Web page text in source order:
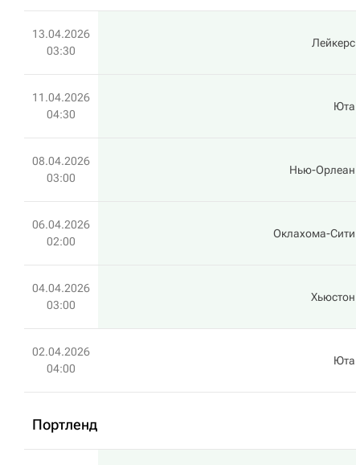
13.04.2026
03:30
Лейкерс
11.04.2026
04:30
Юта
08.04.2026
03:00
Нью-Орлеан
06.04.2026
02:00
Оклахома-Сити
04.04.2026
03:00
Хьюстон
02.04.2026
04:00
Юта
Портленд